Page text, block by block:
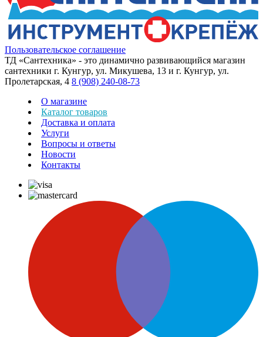
Пользовательское соглашение
ТД «Сантехника» - это динамично развивающийся магазин
сантехники г. Кунгур, ул. Микушева, 13 и г. Кунгур, ул.
Пролетарская, 4 8 (908) 240-08-73
О магазине
Каталог товаров
Доставка и оплата
Услуги
Вопросы и ответы
Новости
Контакты